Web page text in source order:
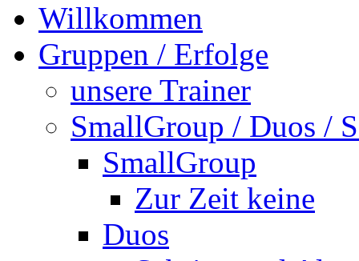
Willkommen
Gruppen / Erfolge
unsere Trainer
SmallGroup / Duos /
SmallGroup
Zur Zeit keine
Duos